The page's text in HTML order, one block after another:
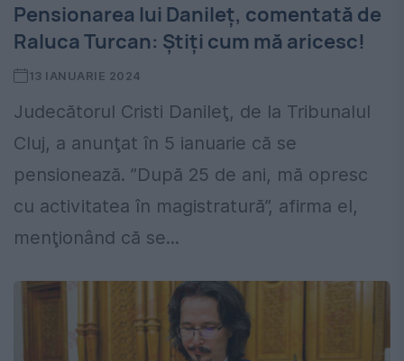
Pensionarea lui Danileț, comentată de
Raluca Turcan: Ştiţi cum mă aricesc!
13 IANUARIE 2024
Judecătorul Cristi Danileţ, de la Tribunalul
Cluj, a anunţat în 5 ianuarie că se
pensionează. ”După 25 de ani, mă opresc
cu activitatea în magistratură”, afirma el,
menţionând că se...